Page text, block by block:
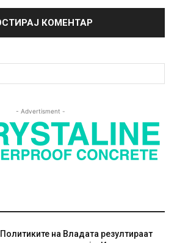
- Advertisment -
Политиките на Владата резултираат